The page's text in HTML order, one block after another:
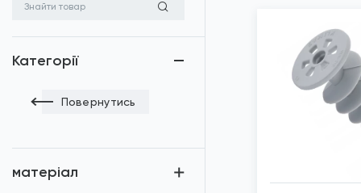
Категорії
Повернутись
матеріал